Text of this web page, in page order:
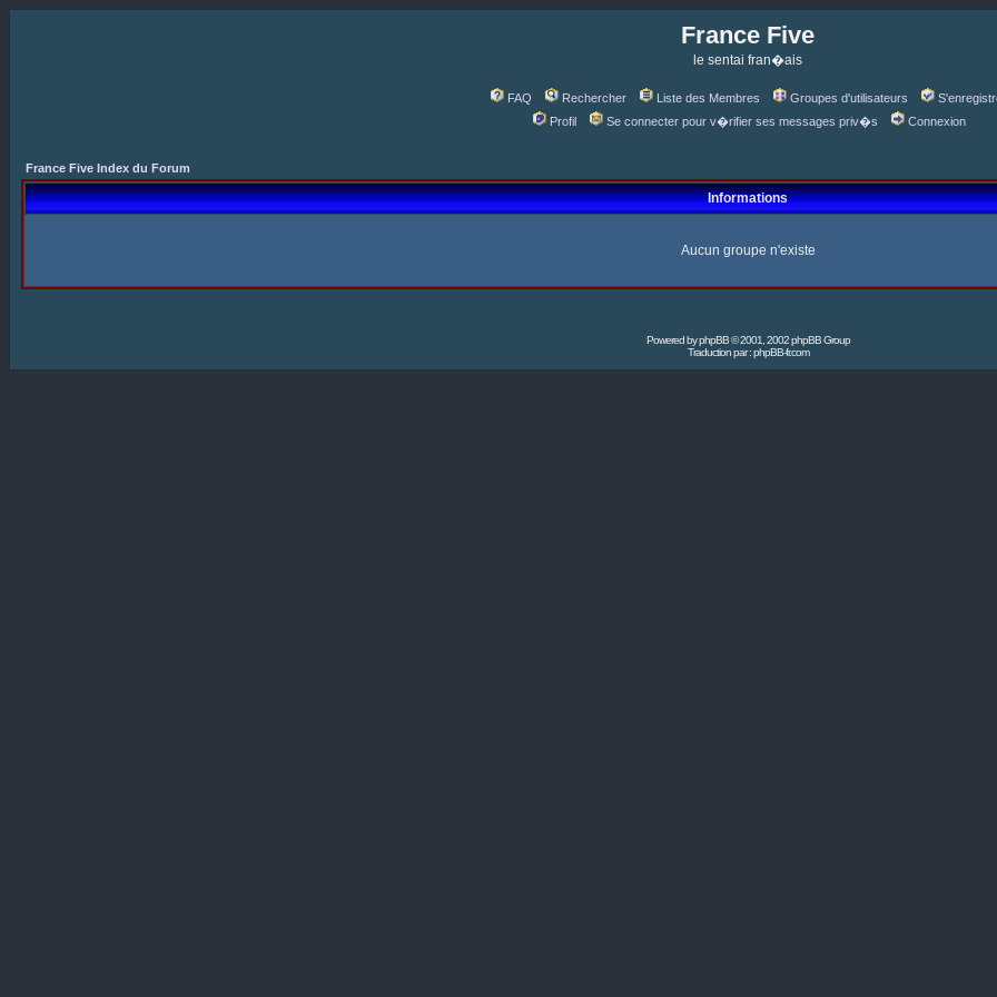
France Five
le sentai fran�ais
FAQ Rechercher Liste des Membres Groupes d'utilisateurs
Profil
Se connecter pour v�rifier ses messages priv�s Connexion
France Five Index du Forum
Informations
Aucun groupe n'existe
Powered byphpBB© 2001, 2002 phpBB Group
Traduction par :phpBB-fr.com